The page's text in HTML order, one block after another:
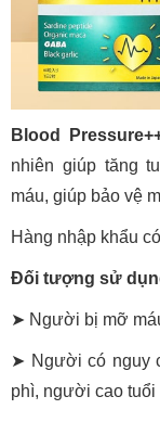
Blood
nhiên giúp tăng
máu, giúp bảo vệ
Hàng nhập khẩu
Đối tượng sử
➤ Người bị mỡ
➤ Người có nguy
phì, người cao tuổi